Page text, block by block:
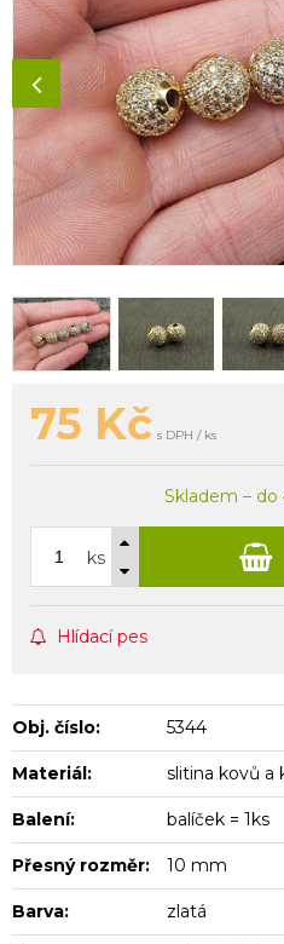
75 Kč s DPH / ks
Skladem –
ks
Hlídací pes
Obj. číslo: 5344
Materiál: slitina kovů a
Balení: balíček = 1ks
Přesný rozměr: 10 mm
Barva: zlatá